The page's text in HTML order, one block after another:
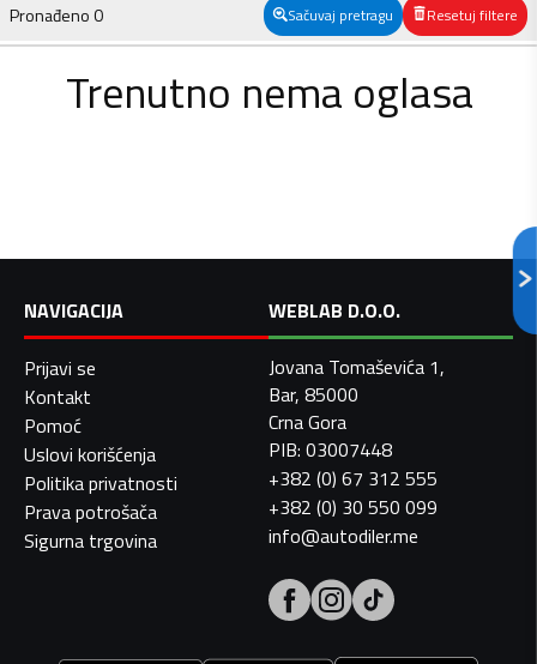
Pronađeno0 Sačuvaj pretragu Resetuj filtere
Trenutno nema oglasa
NAVIGACIJA
Prijavi se
Kontakt
Pomoć
Uslovi korišćenja
Politika privatnosti
Prava potrošača
Sigurna trgovina
WEBLAB D.O.O.
Jovana Tomaševića 1,
Bar, 85000
Crna Gora
PIB: 03007448
+382 (0) 67 312 555
+382 (0) 30 550 099
info@autodiler.me